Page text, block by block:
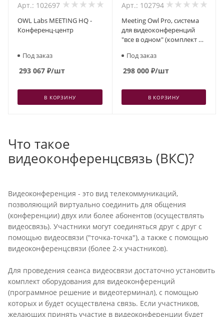
Арт.: 102697
OWL Labs MEETING HQ -
Конференц-центр
Под заказ
293 067 ₽/шт
В КОРЗИНУ
Арт.: 102794
Meeting Owl Pro, система
для видеоконференций
"все в одном" (комплект из
Под заказ
298 000₽/шт
В КОРЗИНУ
Что такое
видеоконференцсвязь (ВКС)?
Видеоконференция - это вид телекоммуникаций,
позволяющий виртуально соединить для общения
(конференции) двух или более абонентов (осуществлять
видеосвязь). Участники могут соединяться друг с друг с
помощью видеосвязи ("точка-точка"), а также с помощью
видеоконференцсвязи (более 2-х участников).
Для проведения сеанса видеосвязи достаточно установить
комплект оборудования для видеоконференций
(программное решение и видеотерминал), с помощью
которых и будет осуществлена связь. Если участников,
желающих принять участие в видеоконференции будет